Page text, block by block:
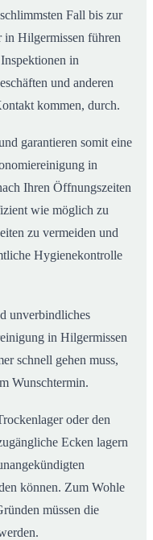
Fall bis zur
Hilgermissen führen
in
und anderen
kommen, durch.
garantieren somit eine
in
Ihren Öffnungszeiten
wie möglich zu
zu vermeiden und
Hygienekontrolle
unverbindliches
in Hilgermissen
schnell gehen muss,
Wunschtermin.
oder den
Ecken lagern
können. Zum Wohle
müssen die